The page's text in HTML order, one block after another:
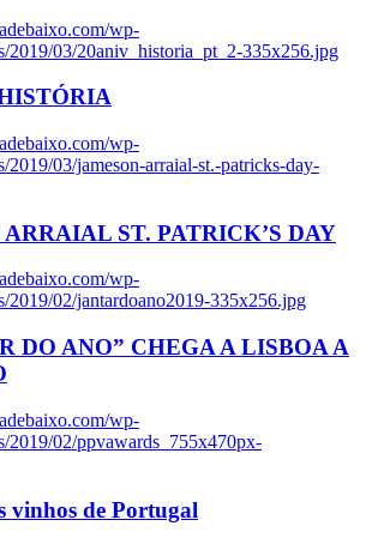
wp-
2019/03/20aniv_historia_pt_2-335x256.jpg
wp-
2019/03/jameson-arraial-st.-patricks-day-
ST. PATRICK’S DAY
wp-
2019/02/jantardoano2019-335x256.jpg
DO ANO” CHEGA A LISBOA A
wp-
2019/02/ppvawards_755x470px-
vinhos de Portugal